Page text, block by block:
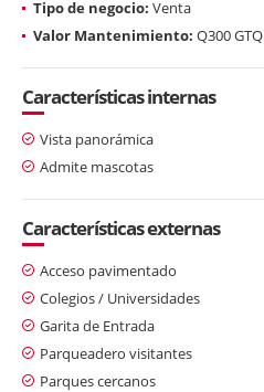
Tipo de negocio: Venta
Valor Mantenimiento: Q300 GTQ
Características internas
Vista panorámica
Admite mascotas
Características externas
Acceso pavimentado
Colegios / Universidades
Garita de Entrada
Parqueadero visitantes
Parques cercanos